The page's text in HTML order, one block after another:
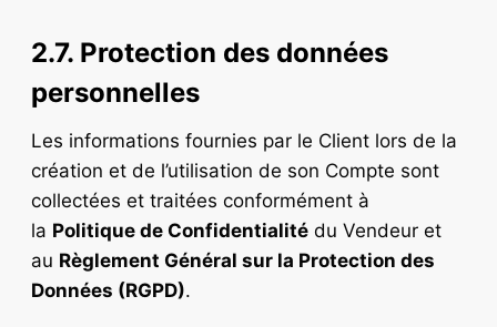
2.7. Protection des données
personnelles
Les informations fournies par le Client lors de la
création et de l’utilisation de son Compte sont
collectées et traitées conformément à
la Politique de Confidentialité du Vendeur et
au Règlement Général sur la Protection des
Données (RGPD).